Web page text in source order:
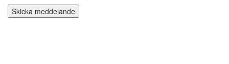
Skicka meddelande